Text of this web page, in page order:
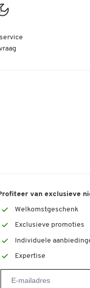
van exclusieve
Welkomstgeschenk
Exclusieve promoties
Individuele
Expertise